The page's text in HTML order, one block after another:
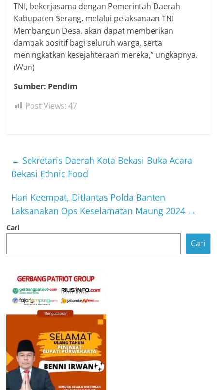
TNI, bekerjasama dengan Pemerintah Daerah
Kabupaten Serang, melalui pelaksanaan TNI
Membangun Desa, akan dapat memberikan
dampak positif bagi seluruh warga, serta
meningkatkan kesejahteraan mereka,” ungkapnya.
(Wan)
Sumber: Pendim
Post Views: 47
← Sekretaris Daerah Kota Bekasi Buka Acara
Bekasi Ethnic Food
Hari Keempat, Ditlantas Polda Banten
Laksanakan Ops Keselamatan Maung 2024 →
Cari
Cari